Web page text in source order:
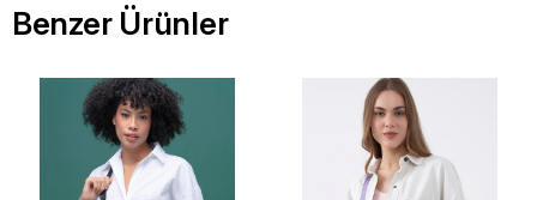
Benzer Ürünler